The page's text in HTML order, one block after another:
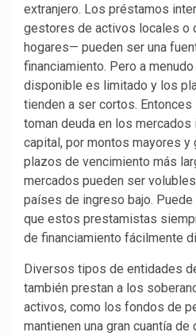
extranjero. Los préstamos
gestores de activos locales o
hogares— pueden ser una
financiamiento. Pero a
disponible es limitado y los
tienden a ser cortos.
toman deuda en los mercados
capital, por montos mayores y
plazos de vencimiento más
mercados pueden ser
países de ingreso bajo.
que estos prestamistas
de financiamiento fácilmente
Diversos tipos de entidades
también prestan a los
activos, como los fondos de
mantienen una gran cuantía